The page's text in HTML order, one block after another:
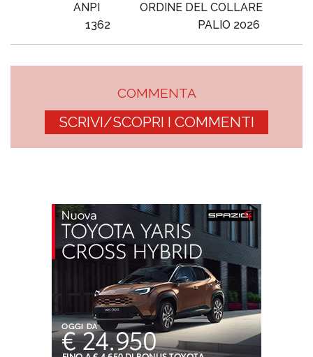
ANPI
ORDINE DEL COLLARE
1362
PALIO 2026
COMMENTA
SCRIVI/SCOPRI I COMMENTI